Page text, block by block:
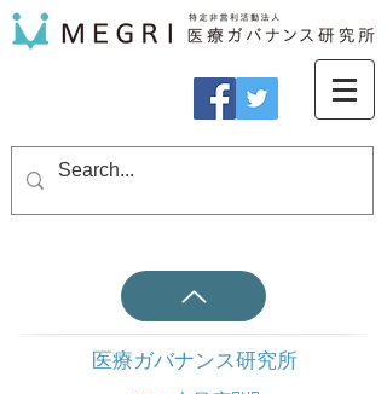
医療ガバナンス研究所